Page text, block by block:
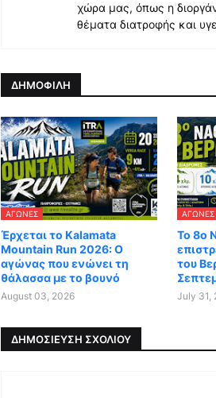
χώρα μας, όπως η
θέματα διατροφής και
ΔΗΜΟΦΙΛΗ
ΑΓΏΝΕΣ
Έρχεται το Kalamata
Mountain Run 2026: Ο
αγώνας που ενώνει τη
θάλασσα με το βουνό
August 03, 2026
ΑΓΏΝΕΣ
Το 8ο
του
July 31,
ΔΗΜΟΣΊΕΥΣΗ ΣΧΟΛΊΟΥ